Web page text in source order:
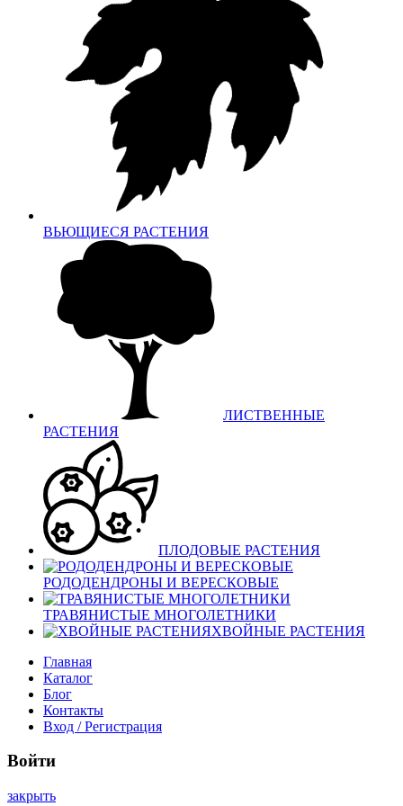
ВЬЮЩИЕСЯ РАСТЕНИЯ
ЛИСТВЕННЫЕ
РАСТЕНИЯ
ПЛОДОВЫЕ РАСТЕНИЯ
РОДОДЕНДРОНЫ И ВЕРЕСКОВЫЕ
ТРАВЯНИСТЫЕ МНОГОЛЕТНИКИ
ХВОЙНЫЕ РАСТЕНИЯ
Главная
Каталог
Блог
Контакты
Вход / Регистрация
Войти
закрыть